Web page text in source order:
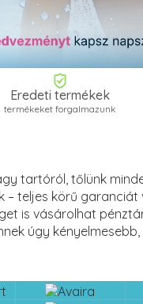
Eredeti termékek
termékeket forgalmazunk
tartóról, tőlünk
teljes körű garanciát
is vásárolhat
úgy